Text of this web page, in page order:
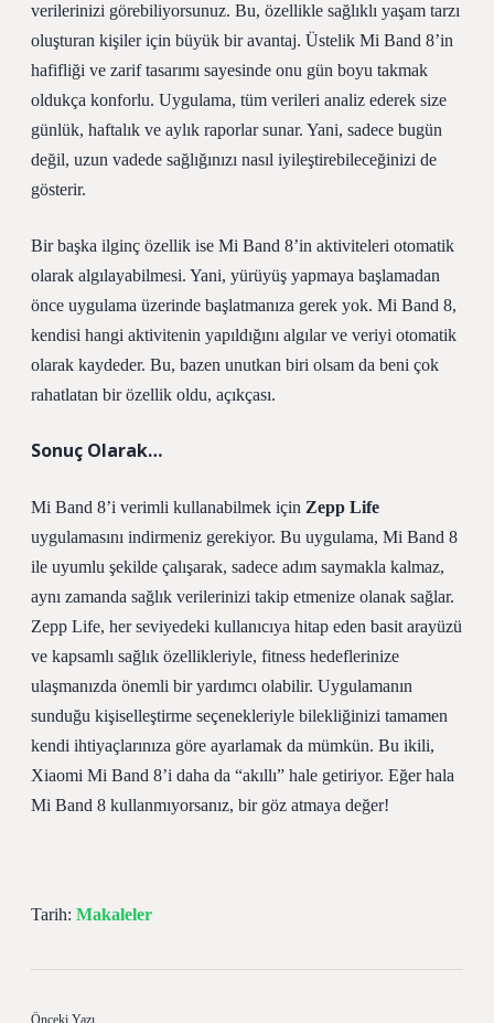
verilerinizi görebiliyorsunuz. Bu, özellikle sağlıklı yaşam tarzı
oluşturan kişiler için büyük bir avantaj. Üstelik Mi Band 8’in
hafifliği ve zarif tasarımı sayesinde onu gün boyu takmak
oldukça konforlu. Uygulama, tüm verileri analiz ederek size
günlük, haftalık ve aylık raporlar sunar. Yani, sadece bugün
değil, uzun vadede sağlığınızı nasıl iyileştirebileceğinizi de
gösterir.
Bir başka ilginç özellik ise Mi Band 8’in aktiviteleri otomatik
olarak algılayabilmesi. Yani, yürüyüş yapmaya başlamadan
önce uygulama üzerinde başlatmanıza gerek yok. Mi Band 8,
kendisi hangi aktivitenin yapıldığını algılar ve veriyi otomatik
olarak kaydeder. Bu, bazen unutkan biri olsam da beni çok
rahatlatan bir özellik oldu, açıkçası.
Sonuç Olarak…
Mi Band 8’i verimli kullanabilmek için Zepp Life
uygulamasını indirmeniz gerekiyor. Bu uygulama, Mi Band 8
ile uyumlu şekilde çalışarak, sadece adım saymakla kalmaz,
aynı zamanda sağlık verilerinizi takip etmenize olanak sağlar.
Zepp Life, her seviyedeki kullanıcıya hitap eden basit arayüzü
ve kapsamlı sağlık özellikleriyle, fitness hedeflerinize
ulaşmanızda önemli bir yardımcı olabilir. Uygulamanın
sunduğu kişiselleştirme seçenekleriyle bilekliğinizi tamamen
kendi ihtiyaçlarınıza göre ayarlamak da mümkün. Bu ikili,
Xiaomi Mi Band 8’i daha da “akıllı” hale getiriyor. Eğer hala
Mi Band 8 kullanmıyorsanız, bir göz atmaya değer!
Tarih: Makaleler
Önceki Yazı